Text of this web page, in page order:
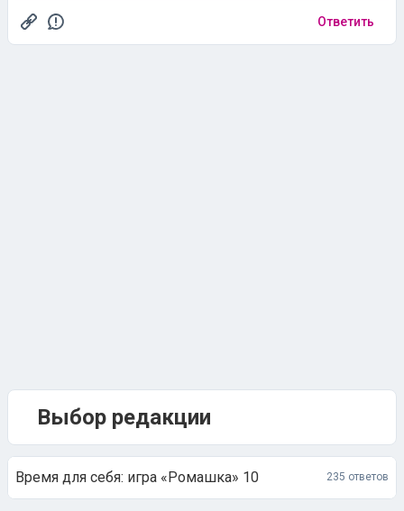
Ответить
Выбор редакции
Время для себя: игра «Ромашка» 10 235 ответов